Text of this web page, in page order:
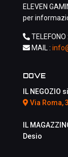
ELEVEN
per
TELEFONO :
MAIL :
DOVE
IL NEGOZIO
Via Roma,
IL
Desio